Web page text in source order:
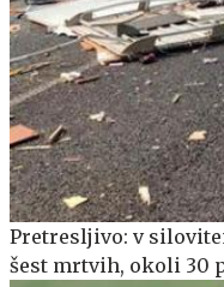
Pretresljivo: v
šest mrtvih, okoli 30